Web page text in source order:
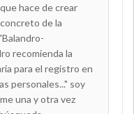
hace de crear
de la
recomienda la
para el registro en
personales..." soy
una y otra vez